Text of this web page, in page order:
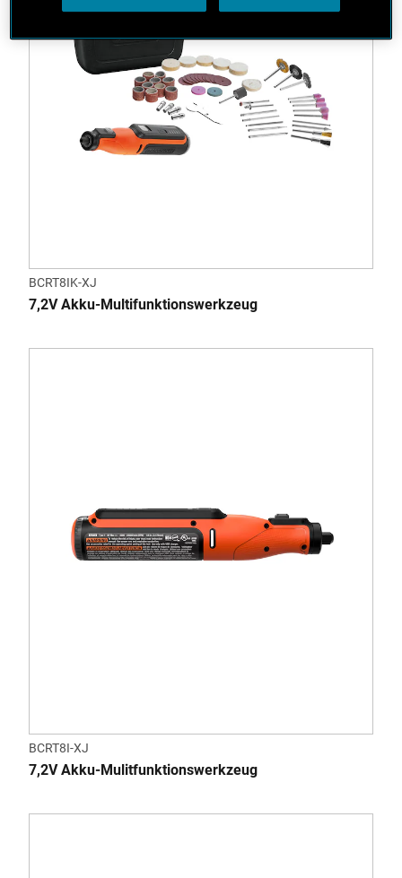
BCRT8IK-XJ
7,2V Akku-Multifunktionswerkzeug
BCRT8I-XJ
7,2V Akku-Mulitfunktionswerkzeug